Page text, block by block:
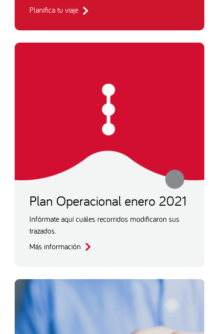
Planifica tu viaje
Plan Operacional enero 2021
Infórmate aquí cuáles recorridos modificaron sus
trazados.
Más información